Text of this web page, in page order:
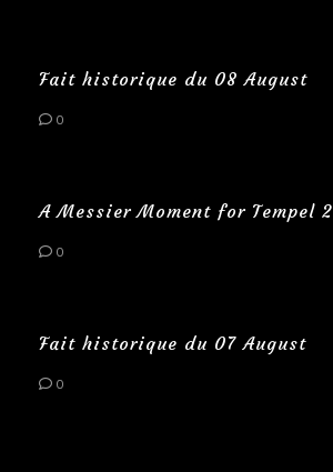
Fait historique du 08 August
0
A Messier Moment for Tempel 2
0
Fait historique du 07 August
0